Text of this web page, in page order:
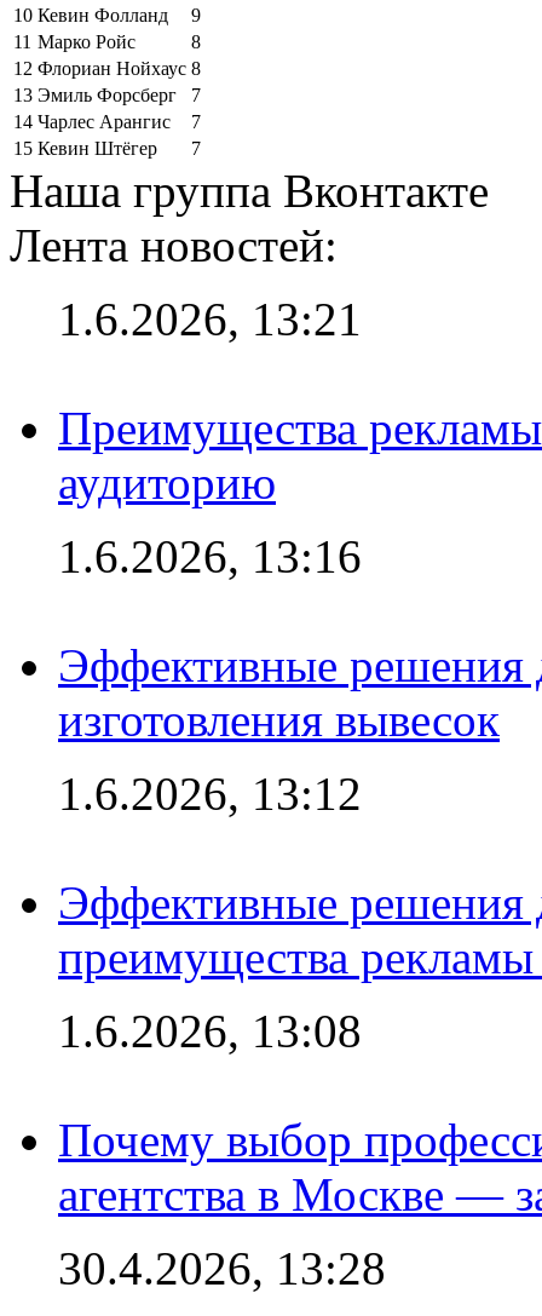
10 Кевин Фолланд
9
11 Марко Ройс
8
12 Флориан Нойхаус 8
13 Эмиль Форсберг
7
14 Чарлес Арангис
7
15 Кевин Штёгер 7
Наша группа Вконтакте
Лента новостей:
1.6.2026, 13:21
Преимущества
аудиторию
1.6.2026, 13:16
Эффективные решения
изготовления вывесок
1.6.2026, 13:12
Эффективные решения
преимущества рекламы
1.6.2026, 13:08
Почему выбор
агентства в Москве —
30.4.2026, 13:28